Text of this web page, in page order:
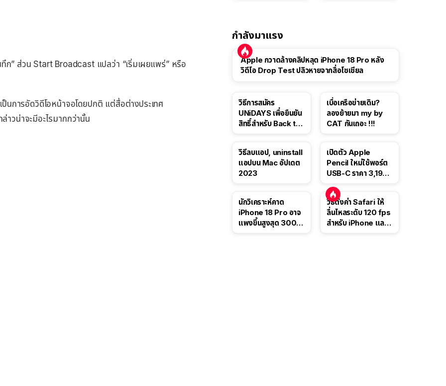
ก” ส่วน Start Broadcast แปลว่า “เริ่มเผยแพร่” หรือ
นการอัดวิดีโอหน้าจอโดยปกติ แต่สื่อต่างประเทศ
วน่าจะมีอะไรมากกว่านั้น
กำลังมาแรง
Apple กวาดล้างคลิปหลุด iPhone 18 Pro หลัง
วิดีโอ Drop Test ปลิวหายจากสื่อโซเชียล
วิธีการสมัคร
UNiDAYS เพื่อยืนยัน
สิทธิ์สำหรับ Back to
เบื่อเครือข่ายเดิม?
ลองย้ายมา my by
CAT กันเถอะ !!!
วิธีลบแอป, uninstall
แอปบน Mac อัปเดต
2023
เปิดตัว Apple
Pencil ใหม่ใช้พอร์ต
USB-C ราคา 3,190
นี้
นักวิเคราะห์คาด
iPhone 18 Pro อาจ
แพงขึ้นสูงสุด 300
วิธีตั้งค่า Safari ให้
ลื่นไหลระดับ 120 fps
สำหรับ iPhone และ